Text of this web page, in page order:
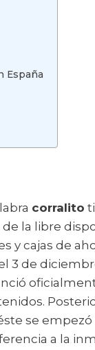
España
corralito
la libre
y cajas de
3 de
se empezó
a la